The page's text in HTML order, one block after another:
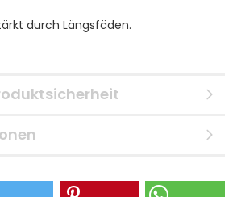
durch Längsfäden.